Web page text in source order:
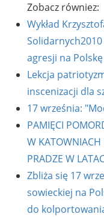
Zobacz równiez:
Wykład
agresji na Polskę
Lekcja
inscenizacji dla
17 września:
PAMIĘCI
W KATOWNIACH
PRADZE W
Zbliża się 17
sowieckiej na
do